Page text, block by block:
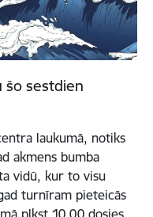
šo sestdien
laukumā, notiks
akmens bumba
vidū, kur to visu
turnīram pieteicās